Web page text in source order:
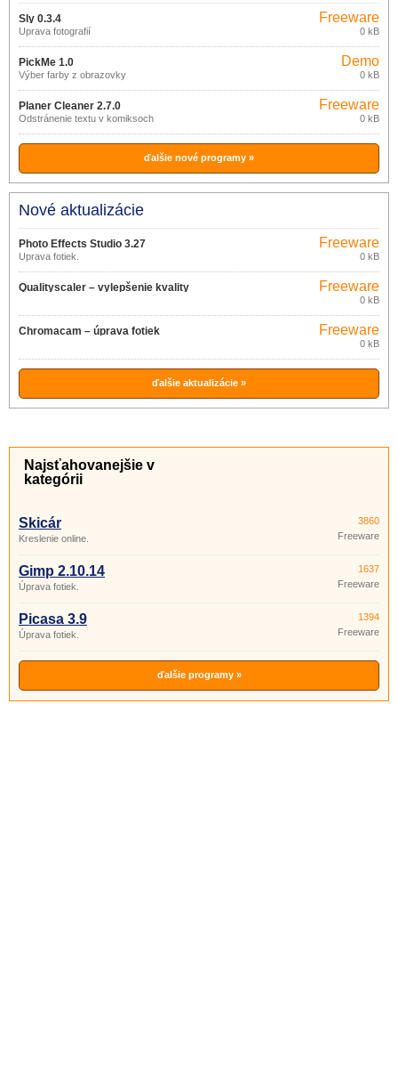
Sly 0.3.4
Úprava fotografií
Freeware
0 kB
PickMe 1.0
Výber farby z obrazovky
Demo
0 kB
Planer Cleaner 2.7.0
Odstránenie textu v komiksoch
Freeware
0 kB
ďalšie nové programy »
Nové aktualizácie
Photo Effects Studio 3.27
Úprava fotiek.
Freeware
0 kB
Qualityscaler – vylepšenie kvality
Freeware
0 kB
Chromacam – úprava fotiek
Freeware
0 kB
ďalšie aktualizácie »
Najsťahovanejšie v
kategórii
Skicár
Kreslenie online.
3860
Freeware
Gimp 2.10.14
Úprava fotiek.
1637
Freeware
Picasa 3.9
Úprava fotiek.
1394
Freeware
ďalšie programy »